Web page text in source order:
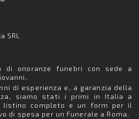
SRL
di onoranze funebri con sede a
di esperienza e, a garanzia della
siamo stati i primi in Italia a
listino completo e un form per il
di spesa per un Funerale a Roma.